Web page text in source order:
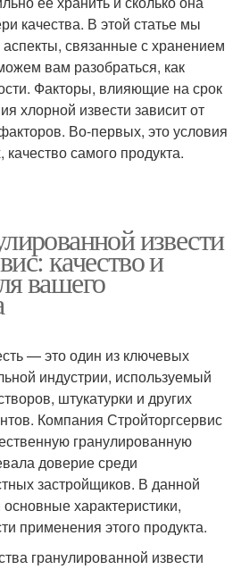
качества. В этой статье мы
связанные с хранением
вам разобраться, как
Факторы, влияющие на срок
хлорной извести зависит от
Во-первых, это условия
самого продукта.
извести
качество и
вашего
— это один из ключевых
индустрии, используемый
штукатурки и других
Компания Стройторгсервис
гранулированную
доверие среди
застройщиков. В данной
характеристики,
применения этого продукта.
гранулированной извести